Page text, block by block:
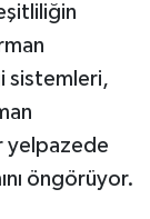
sistemleri,
yelpazede
öngörüyor.